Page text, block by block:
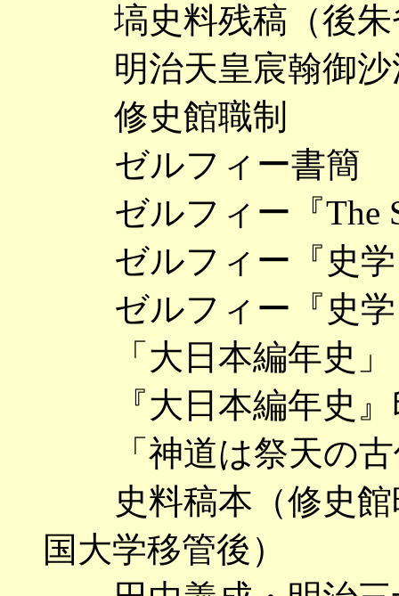
塙史料残稿（後朱
明治天皇宸翰御沙
修史館職制
ゼルフィー書簡
ゼルフィー『The
ゼルフィー『史学
ゼルフィー『史学
「大日本編年史」
『大日本編年史』
「神道は祭天の古
史料稿本（修史館
国大学移管後）